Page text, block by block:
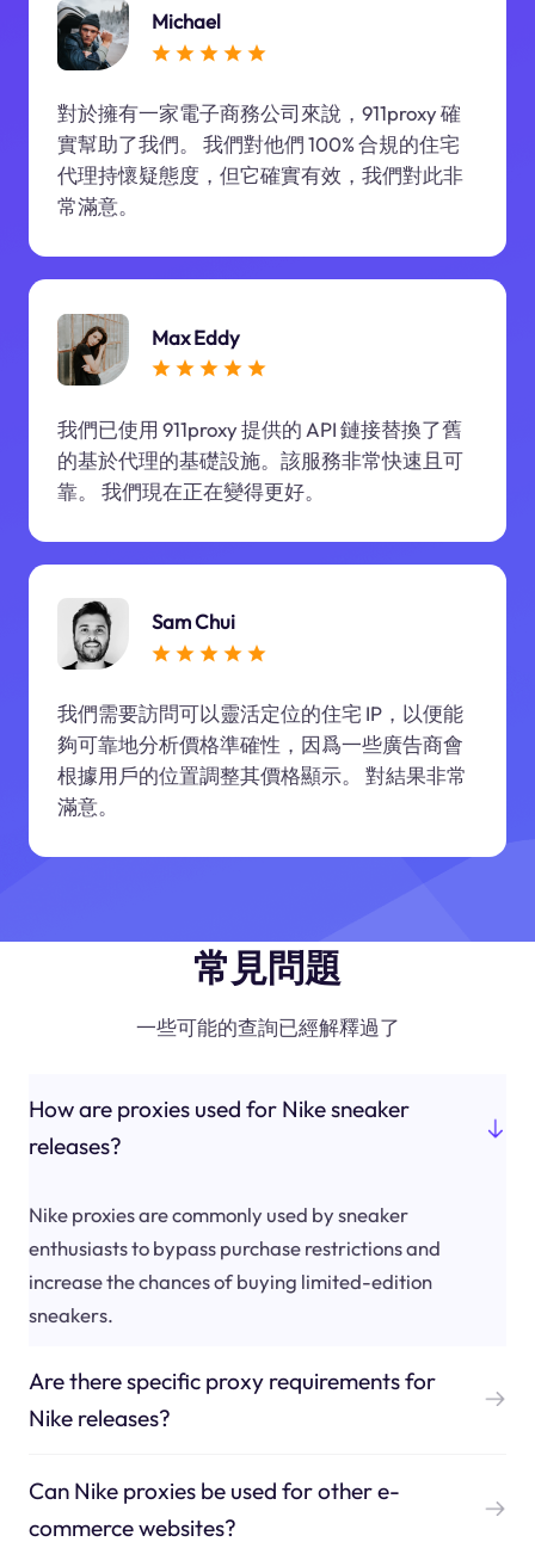
Michael
對於擁有一家電子商務公司來說，911proxy 確
實幫助了我們。 我們對他們 100% 合規的住宅
代理持懷疑態度，但它確實有效，我們對此非
常滿意。
Max Eddy
我們已使用 911proxy 提供的 API 鏈接替換了舊
的基於代理的基礎設施。該服務非常快速且可
靠。 我們現在正在變得更好。
Sam Chui
我們需要訪問可以靈活定位的住宅 IP，以便能
夠可靠地分析價格準確性，因爲一些廣告商會
根據用戶的位置調整其價格顯示。 對結果非常
滿意。
常見問題
一些可能的查詢已經解釋過了
How are proxies used for Nike sneaker
releases?
Nike proxies are commonly used by sneaker
enthusiasts to bypass purchase restrictions and
increase the chances of buying limited-edition
sneakers.
Are there specific proxy requirements for
Nike releases?
Can Nike proxies be used for other e-
commerce websites?